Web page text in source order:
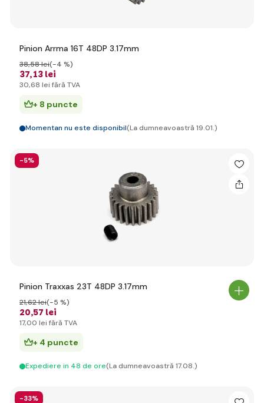
Pinion Arrma 16T 48DP 3.17mm
37,13 lei
38,58 lei(-4 %)
30,68 lei fără TVA
+ 8 puncte
Momentan nu este disponibil(La dumneavoastră 19.01.)
-5%
Pinion Traxxas 23T 48DP 3.17mm
20,57 lei
21,62 lei(-5 %)
17,00 lei fără TVA
+ 4 puncte
Expediere in 48 de ore(La dumneavoastră 17.08.)
-33%